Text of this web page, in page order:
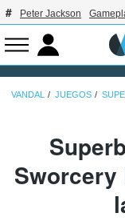
Peter Jackson
VANDAL JUEGOS
Sworcery